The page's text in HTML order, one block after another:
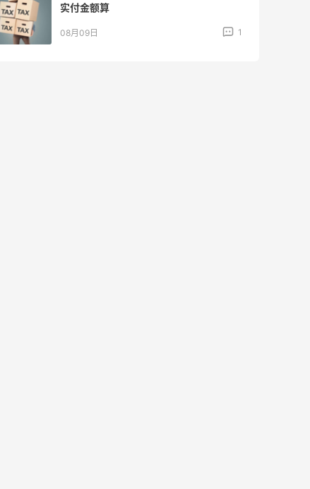
实付金额算
08月09日 1